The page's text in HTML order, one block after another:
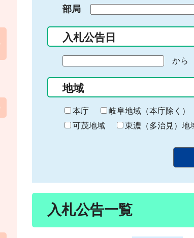
入
力
部局
入札公告日
の
始
ま
り
から
地域
本庁 岐阜地域（本庁除く）
可茂地域
東濃（多治見）地
入札公告一覧